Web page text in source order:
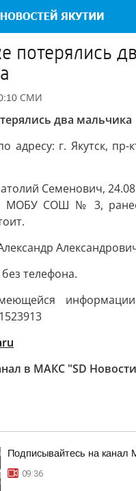
потерялись
СМИ
два мальчика
адресу: г. Якутск,
Семенович,
МОБУ СОШ № 3,
телефона.
в МАКС "SD
Подписывайтесь на канал
09:36